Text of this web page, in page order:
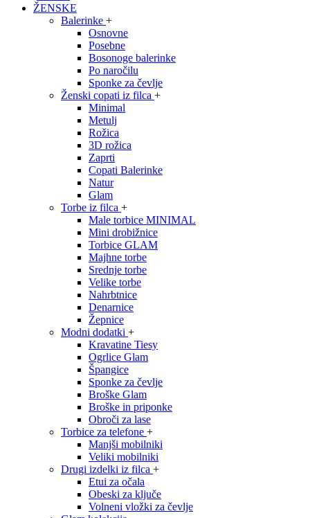
ŽENSKE
Balerinke +
Osnovne
Posebne
Bosonoge balerinke
Po naročilu
Sponke za čevlje
Ženski copati iz filca +
Minimal
Metulj
Rožica
3D rožica
Zaprti
Copati Balerinke
Natur
Glam
Torbe iz filca +
Male torbice MINIMAL
Mini drobižnice
Torbice GLAM
Majhne torbe
Srednje torbe
Velike torbe
Nahrbtnice
Denarnice
Žepnice
Modni dodatki +
Kravatine Tiesy
Ogrlice Glam
Špangice
Sponke za čevlje
Broške Glam
Broške in priponke
Obroči za lase
Torbice za telefone +
Manjši mobilniki
Veliki mobilniki
Drugi izdelki iz filca +
Etui za očala
Obeski za ključe
Volneni vložki za čevlje